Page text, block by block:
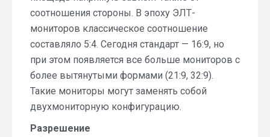
соотношения стороны. В эпоху ЭЛТ-
мониторов классическое соотношение
составляло 5:4. Сегодня стандарт — 16:9, но
при этом появляется все больше мониторов с
более вытянутыми формами (21:9, 32:9).
Такие мониторы могут заменять собой
двухмониторную конфигурацию.
Разрешение